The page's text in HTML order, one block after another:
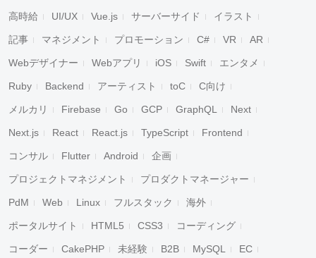
高時給 UI/UX Vue.js サーバーサイド イラスト
記事 マネジメント プロモーション C# VR AR
Webデザイナー Webアプリ iOS Swift エンタメ
Ruby Backend アーティスト toC C向け
メルカリ Firebase Go GCP GraphQL Next
Next.js React React.js TypeScript Frontend
コンサル Flutter Android 企画
プロジェクトマネジメント プロダクトマネージャー
PdM Web Linux フルスタック 海外
ポータルサイト HTML5 CSS3 コーディング
コーダー CakePHP 未経験 B2B MySQL EC